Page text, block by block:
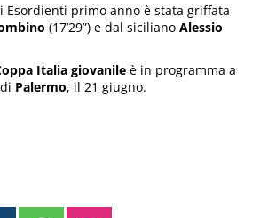
Esordienti primo anno è stata griffata
(17’29”) e dal sicilianoAlessio
Italia giovanile è in programma a
Palermo, il 21 giugno.